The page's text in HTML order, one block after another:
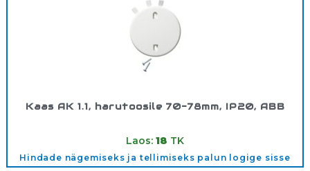
Kaas AK 1.1, harutoosile 70-78mm, IP20, ABB
Laos: 18 TK
Hindade nägemiseks ja tellimiseks palun logige sisse